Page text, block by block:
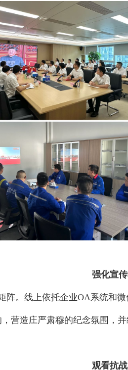
强化宣
。线上依托企业OA系统和微
营造庄严肃穆的纪念氛围，
观看抗